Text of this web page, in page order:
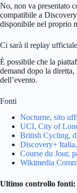
No, non va presentato
compatibile a
disponibile nel proprio
Ci sarà il replay
È possibile che la
demand dopo la
dell’evento.
Fonti
Nocturne, sito
UCI, City of
British Cycling,
Discovery+
Course du Jour,
Wikimedia
Ultimo controllo fonti: